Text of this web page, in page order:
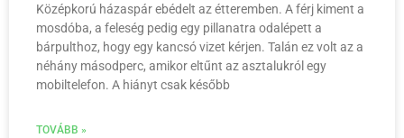
Középkorú házaspár ebédelt az étteremben. A férj kiment a
mosdóba, a feleség pedig egy pillanatra odalépett a
bárpulthoz, hogy egy kancsó vizet kérjen. Talán ez volt az a
néhány másodperc, amikor eltűnt az asztalukról egy
mobiltelefon. A hiányt csak később
TOVÁBB »